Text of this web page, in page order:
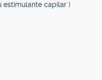
estimulante capilar )